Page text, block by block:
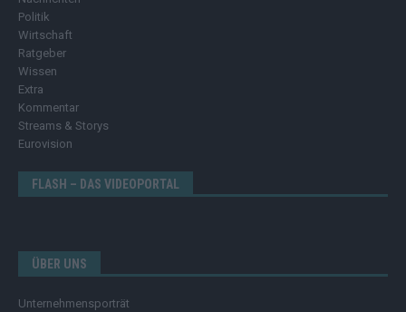
Politik
Wirtschaft
Ratgeber
Wissen
Extra
Kommentar
Streams & Storys
Eurovision
FLASH – DAS VIDEOPORTAL
ÜBER UNS
Unternehmensporträt